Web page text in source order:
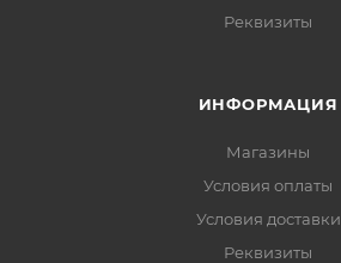
Реквизиты
ИНФОРМАЦИЯ
Магазины
Условия оплаты
Условия доставки
Реквизиты